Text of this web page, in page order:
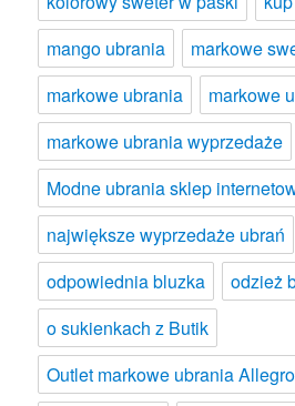
mango ubrania
markowe
markowe ubrania
markowe
markowe ubrania wyprzedaże
Modne ubrania sklep
największe wyprzedaże ubrań
odpowiednia bluzka
odzież
o sukienkach z Butik
Outlet markowe ubrania Allegro